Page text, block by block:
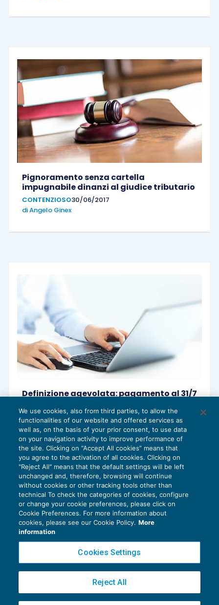
Pignoramento senza cartella
impugnabile dinanzi al giudice tributario
CONTENZIOSO30/06/2017
diAngelo Ginex
Definizione agevolata: pagamento al 31/7
RISCOSSIONE28/06/2017
diRaffaele Pellino
1 2 3
Privacy Policy
Cookie Policy
Copyright 2016 ©Gruppo Euroconference S.p.A.v2.32.4
Piazza Luigi Einaudi, 10N01 - 20124 Milano - info@ecnews.it
We use cookies, also from third parties, to allow the
functionalities of our website and offered services as
well as, on the basis of your prior consent, to use data
on your navigation activity to improve performance of
the site. Clicking on “Accept All cookies” means that
you agree to the activation of all cookies. Clicking on
"Reject All" means that the default settings will be left
unchanged and, therefore, browsing will continue
without cookies or other tracking tools other than
technical To check the categories of cookies, configure
or change your cookie preferences, please click on
Cookie Preferences. For more information about
cookies, please see our Cookie Policy. More
information
Cookies Settings
Reject All